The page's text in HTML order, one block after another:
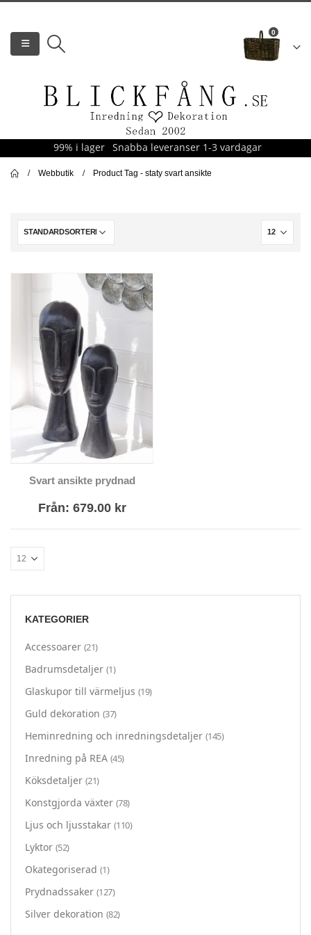
0
99% i lager Snabba leveranser 1-3 vardagar
Webbutik Product Tag - staty svart ansikte
produkten har
De olika
Svart ansikte prydnad
Från: 679.00 kr
KATEGORIER
Accessoarer (21)
Badrumsdetaljer (1)
Glaskupor till värmeljus (19)
Guld dekoration (37)
Heminredning och inredningsdetaljer (145)
Inredning på REA (45)
Köksdetaljer (21)
Konstgjorda växter (78)
Ljus och ljusstakar (110)
Lyktor (52)
Okategoriserad (1)
Prydnadssaker (127)
Silver dekoration (82)